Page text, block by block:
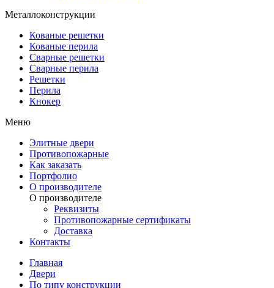
Металлоконструкции
Кованые решетки
Кованые перила
Сварные решетки
Сварные перила
Решетки
Перила
Кнокер
Меню
Элитные двери
Противопожарные
Как заказать
Портфолио
О производителе
О производителе
Реквизиты
Противопожарные сертификаты
Доставка
Контакты
Главная
Двери
По типу конструкции